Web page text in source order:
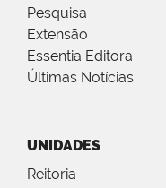
Pesquisa
Extensão
Essentia Editora
Últimas Notícias
UNIDADES
Reitoria